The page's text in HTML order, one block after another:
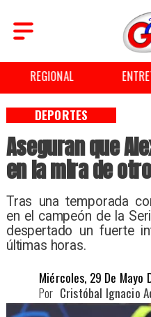
REGIONAL
Aseguran que
en la mira de
​Tras una temporada
en el campeón de la
despertado un fuerte
últimas horas.
DEPORTES
Miércoles, 29 De Mayo
Cristóbal Ignacio
Por